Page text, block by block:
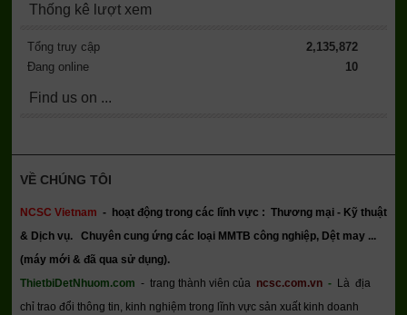
Thống kê lượt xem
Tổng truy cập
2,135,872
Đang online
10
Find us on ...
VỀ CHÚNG TÔI
NCSC Vietnam - hoạt động trong các lĩnh vực : Thương mại - Kỹ thuật
& Dịch vụ. Chuyên cung ứng các loại MMTB công nghiệp, Dệt may ...
(máy mới & đã qua sử dụng).
ThietbiDetNhuom.com - trang thành viên của ncsc.com.vn- Là địa
chỉ trao đổi thông tin, kinh nghiệm trong lĩnh vực sản xuất kinh doanh